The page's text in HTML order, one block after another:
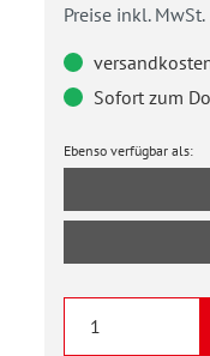
Preise inkl. MwSt.
Sofort zum
Ebenso verfügbar als: